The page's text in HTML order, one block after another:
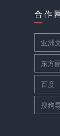
合 作
亚洲
东方
百度
搜狗